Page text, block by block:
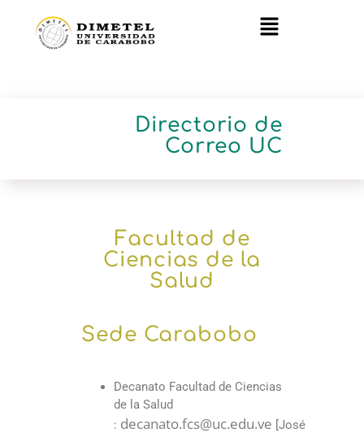
Directorio de
Correo UC
Facultad de
Ciencias de la
Salud
Sede Carabobo
Decanato Facultad de Ciencias
de la Salud
: decanato.fcs@uc.edu.ve [José